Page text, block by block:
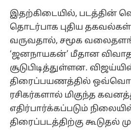
இதற்கிடையில், படத்தின்
தொடர்பாக புதிய தகவல்கள்
வருவதால், சமூக
‘ஜனநாயகன்’ மீதான
சூடுபிடித்துள்ளன.
திரைப்பயணத்தில்
ரசிகர்களால் மிகுந்த
எதிர்பார்க்கப்படும்
திரைப்படத்திற்கு கூடுதல்